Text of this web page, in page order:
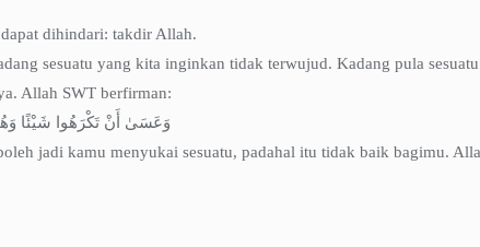
dihindari: takdir Allah.
sesuatu yang kita inginkan tidak terwujud. Kadang pula
Allah SWT berfirman:
وَعَسَىٰ أَنْ تَكْرَهُوا شَيْئًا
jadi kamu menyukai sesuatu, padahal itu tidak baik bagimu.